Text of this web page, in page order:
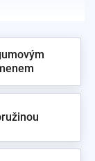
865 Kč,
takže se pod
vedeme
osobní